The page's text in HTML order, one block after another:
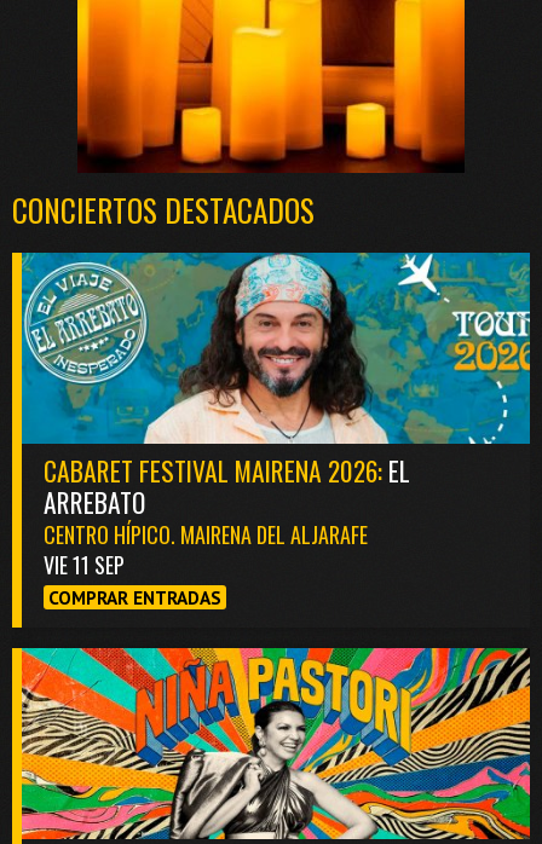
CONCIERTOS DESTACADOS
CABARET FESTIVAL MAIRENA 2026:EL
ARREBATO
CENTRO HÍPICO. MAIRENA DEL ALJARAFE
VIE 11 SEP
COMPRAR ENTRADAS